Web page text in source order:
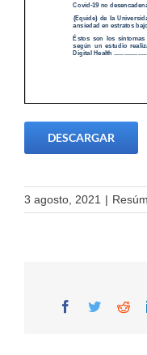
DESCARGAR
3 agosto, 2021 |
Facebook
Twitter